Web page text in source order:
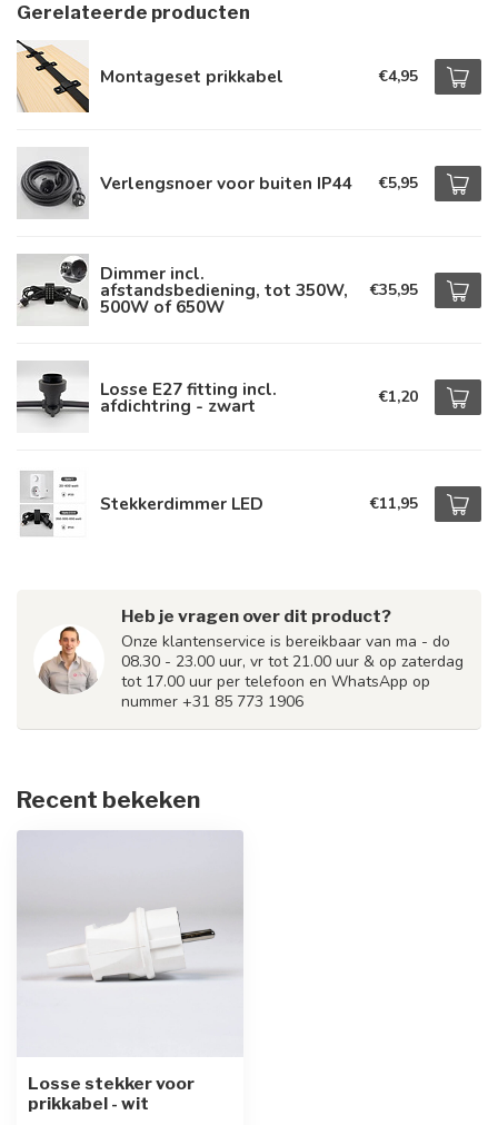
Gerelateerde producten
Montageset prikkabel €4,95
Verlengsnoer voor buiten IP44 €5,95
Dimmer incl.
afstandsbediening, tot 350W,
500W of 650W
€35,95
Losse E27 fitting incl.
afdichtring - zwart €1,20
Stekkerdimmer LED €11,95
Heb je vragen over dit product?
Onze klantenservice is bereikbaar van ma - do
08.30 - 23.00 uur, vr tot 21.00 uur & op zaterdag
tot 17.00 uur per telefoon en WhatsApp op
nummer +31 85 773 1906
Recent bekeken
Losse stekker voor
prikkabel - wit